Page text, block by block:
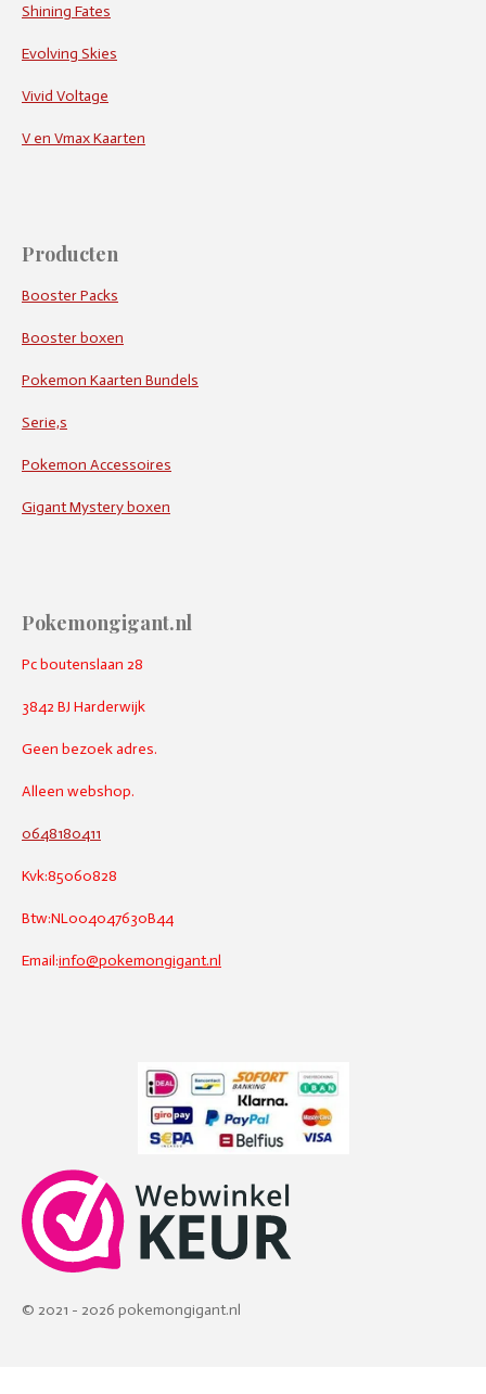
Shining Fates
Evolving Skies
Vivid Voltage
V en Vmax Kaarten
Producten
Booster Packs
Booster boxen
Pokemon Kaarten Bundels
Serie,s
Pokemon Accessoires
Gigant Mystery boxen
Pokemongigant.nl
Pc boutenslaan 28
3842 BJ Harderwijk
Geen bezoek adres.
Alleen webshop.
0648180411
Kvk:85060828
Btw:NL004047630B44
Email:info@pokemongigant.nl
© 2021 - 2026 pokemongigant.nl